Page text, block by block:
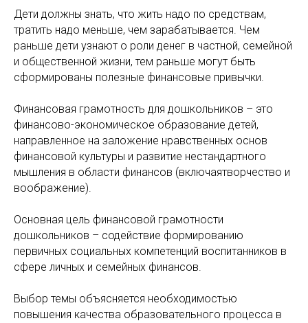
Дети должны знать, что жить надо по средствам,
тратить надо меньше, чем зарабатывается. Чем
раньше дети узнают о роли денег в частной, семейной
и общественной жизни, тем раньше могут быть
сформированы полезные финансовые привычки.
Финансовая грамотность для дошкольников – это
финансово-экономическое образование детей,
направленное на заложение нравственных основ
финансовой культуры и развитие нестандартного
мышления в области финансов (включаятворчество и
воображение).
Основная цель финансовой грамотности
дошкольников – содействие формированию
первичных социальных компетенций воспитанников в
сфере личных и семейных финансов.
Выбор темы объясняется необходимостью
повышения качества образовательного процесса в